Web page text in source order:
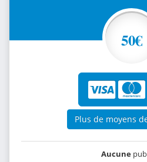
50€
Plus de moyens
Aucune